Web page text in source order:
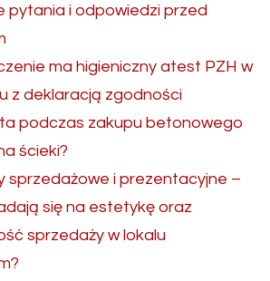
pytania i odpowiedzi przed
ma higieniczny atest PZH w
z deklaracją zgodności
podczas zakupu betonowego
ścieki?
sprzedażowe i prezentacyjne –
się na estetykę oraz
sprzedaży w lokalu